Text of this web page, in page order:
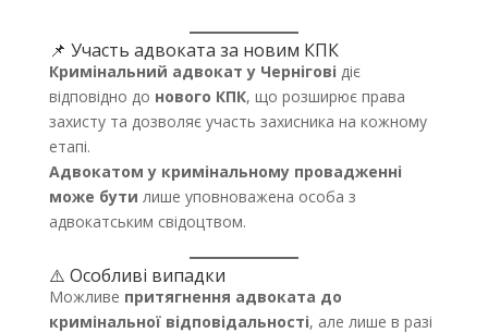
📌 Участь адвоката за новим КПК
Кримінальний адвокат у Чернігові діє
відповідно до нового КПК, що розширює права
захисту та дозволяє участь захисника на кожному
етапі.
Адвокатом у кримінальному провадженні
може бути лише уповноважена особа з
адвокатським свідоцтвом.
⚠️ Особливі випадки
Можливе притягнення адвоката до
кримінальної відповідальності, але лише в разі